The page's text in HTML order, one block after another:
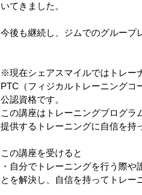
いてきました。
今後も継続し、ジムでのグループ
※現在シェアスマイルではトレー
PTC（フィジカルトレーニングコ
公認資格です。
この講座はトレーニングプログ
提供するトレーニングに自信を持
この講座を受けると
・自分でトレーニングを行う際
とを解決し、自信を持ってトレー